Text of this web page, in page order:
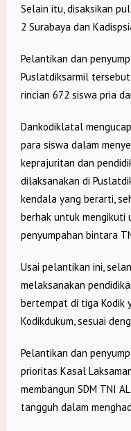
Selain itu, disaksikan
2 Surabaya dan
Pelantikan dan
Puslatdiksarmil
rincian 672 siswa pria
Dankodiklatal
para siswa dalam
keprajuritan dan
dilaksanakan di
kendala yang berarti,
berhak untuk mengikuti
penyumpahan bintara
Usai pelantikan ini,
melaksanakan
bertempat di tiga Kodik
Kodikdukum, sesuai
Pelantikan dan
prioritas Kasal
membangun SDM TNI
tangguh dalam